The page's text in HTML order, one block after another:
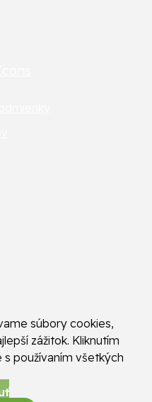
súbory cookies,
zážitok. Kliknutím
používaním všetkých